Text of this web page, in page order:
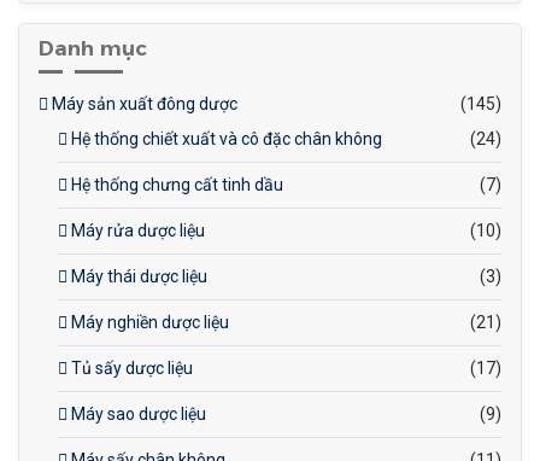
Danh mục
Máy sản xuất đông dược
(145)
Hệ thống chiết xuất và cô đặc chân không
(24)
Hệ thống chưng cất tinh dầu (7)
Máy rửa dược liệu (10)
Máy thái dược liệu (3)
Máy nghiền dược liệu (21)
Tủ sấy dược liệu (17)
Máy sao dược liệu (9)